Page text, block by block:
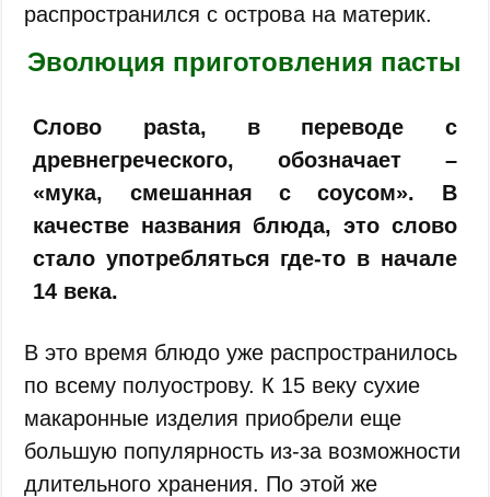
распространился с острова на материк.
Эволюция приготовления пасты
Слово pasta, в переводе с
древнегреческого, обозначает –
«мука, смешанная с соусом». В
качестве названия блюда, это слово
стало употребляться где-то в начале
14 века.
В это время блюдо уже распространилось
по всему полуострову. К 15 веку сухие
макаронные изделия приобрели еще
большую популярность из-за возможности
длительного хранения. По этой же